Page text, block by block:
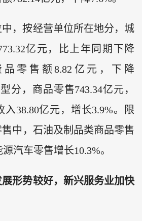
中，按经营单位所在地分，城
亿元，比上年同期下降
品零售额8.82亿元，下降
分，商品零售743.34亿元，
入38.80亿元，增长3.9%。限
中，石油及制品类商品零售
汽车零售增长10.3%。
形势较好，新兴服务业加快